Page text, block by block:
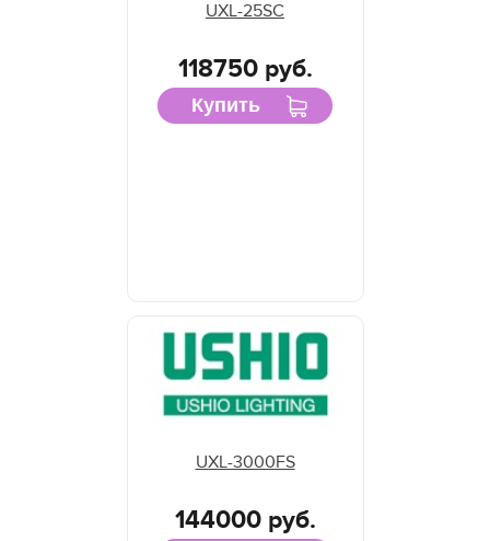
UXL-25SC
118750 руб.
Купить
UXL-3000FS
144000 руб.